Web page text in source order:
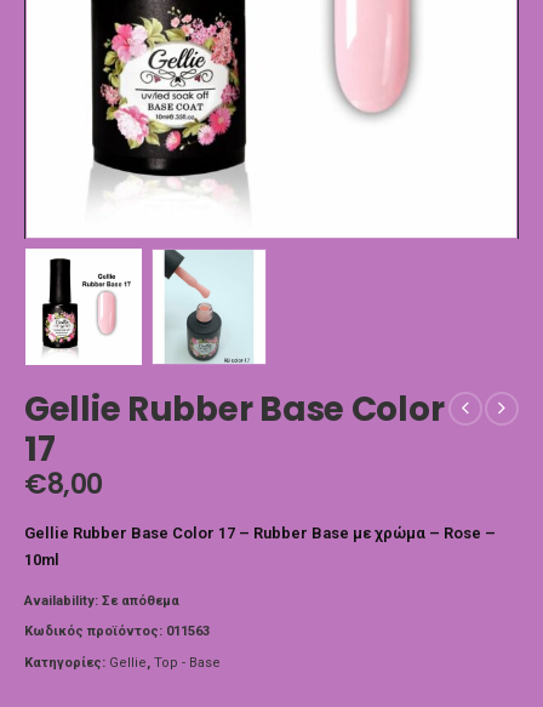
Gellie Rubber Base Color
17
€8,00
Gellie Rubber Base Color 17 – Rubber Base με χρώμα – Rose –
10ml
Availability: Σε απόθεμα
Κωδικός προϊόντος: 011563
Κατηγορίες: Gellie, Top - Base